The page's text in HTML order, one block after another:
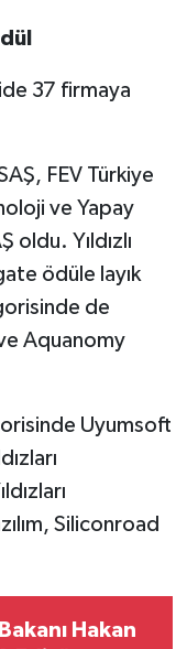
37 firmaya
FEV Türkiye
ve Yapay
oldu. Yıldızlı
ödüle layık
de
Aquanomy
Uyumsoft
Siliconroad
Hakan